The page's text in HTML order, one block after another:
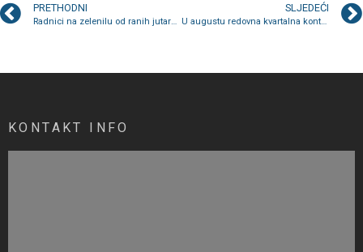
PRETHODNI
Radnici na zelenilu od ranih jutarnjih sati na terenu; Upraviteljstvu prijavljeno nekoliko oštećenja krovova
SLJEDEĆI
U augustu redovna kvartalna kontrola mjerila u stanovima
KONTAKT INFO